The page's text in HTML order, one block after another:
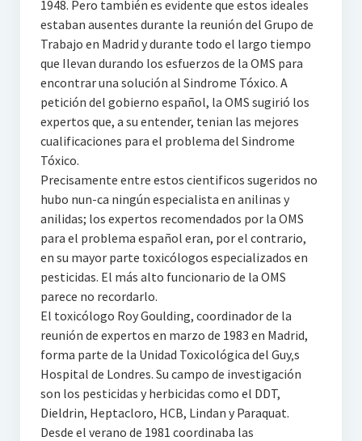
1948. Pero también es evidente que estos ideales
estaban ausentes durante la reunión del Grupo de
Trabajo en Madrid y durante todo el largo tiempo
que Ilevan durando los esfuerzos de la OMS para
encontrar una solución al Sindrome Tóxico. A
petición del gobierno español, la OMS sugirió los
expertos que, a su entender, tenian las mejores
cualificaciones para el problema del Sindrome
Tóxico.
Precisamente entre estos cientificos sugeridos no
hubo nun-ca ningún especialista en anilinas y
anilidas; los expertos recomendados por la OMS
para el problema español eran, por el contrario,
en su mayor parte toxicólogos especializados en
pesticidas. El más alto funcionario de la OMS
parece no recordarlo.
El toxicólogo Roy Goulding, coordinador de la
reunión de expertos en marzo de 1983 en Madrid,
forma parte de la Unidad Toxicológica del Guy‚s
Hospital de Londres. Su campo de investigación
son los pesticidas y herbicidas como el DDT,
Dieldrin, Heptacloro, HCB, Lindan y Paraquat.
Desde el verano de 1981 coordinaba las